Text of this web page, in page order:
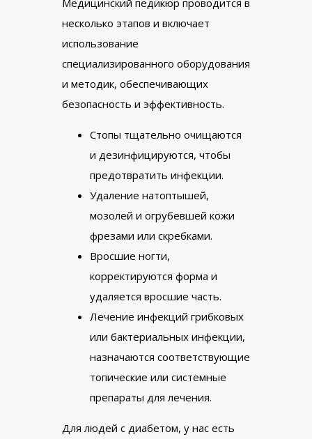
несколько этапов и включает
использование
специализированного оборудования
и методик, обеспечивающих
безопасность и эффективность.
Стопы тщательно очищаются
и дезинфицируются, чтобы
предотвратить инфекции.
Удаление натоптышей,
мозолей и огрубевшей кожи
фрезами или скребками.
Вросшие ногти,
корректируются форма и
удаляется вросшие часть.
Лечение инфекций грибковых
или бактериальных инфекции,
назначаются соответствующие
топические или системные
препараты для лечения.
Для людей с диабетом, у нас есть